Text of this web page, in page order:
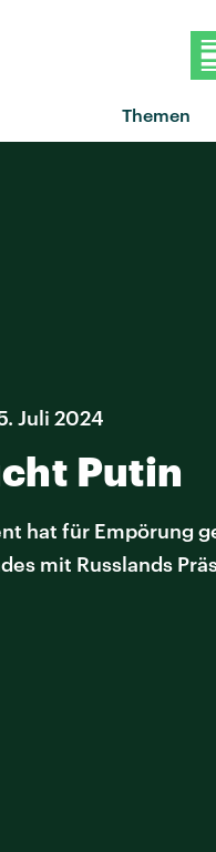
Themen
Juli 2024
Putin
hat für Empörung
mit Russlands